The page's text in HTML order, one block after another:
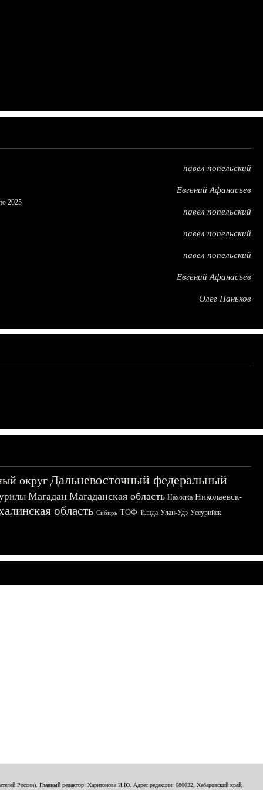
павел попельский
Евгений Афанасьев
2025
павел попельский
павел попельский
павел попельский
Евгений Афанасьев
Олег Паньков
округДальневосточный федеральный
Магадан Магаданская область Находка Николаевск-
область Сибирь ТОФ Тында Улан-Удэ Уссурийск
России). Главный редактор: Харитонова И.Ю. Адрес редакции: 680032, Хабаровский край,